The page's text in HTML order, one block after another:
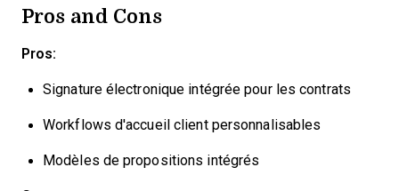
Pros and Cons
Pros:
Signature électronique intégrée pour les contrats
Workflows d'accueil client personnalisables
Modèles de propositions intégrés